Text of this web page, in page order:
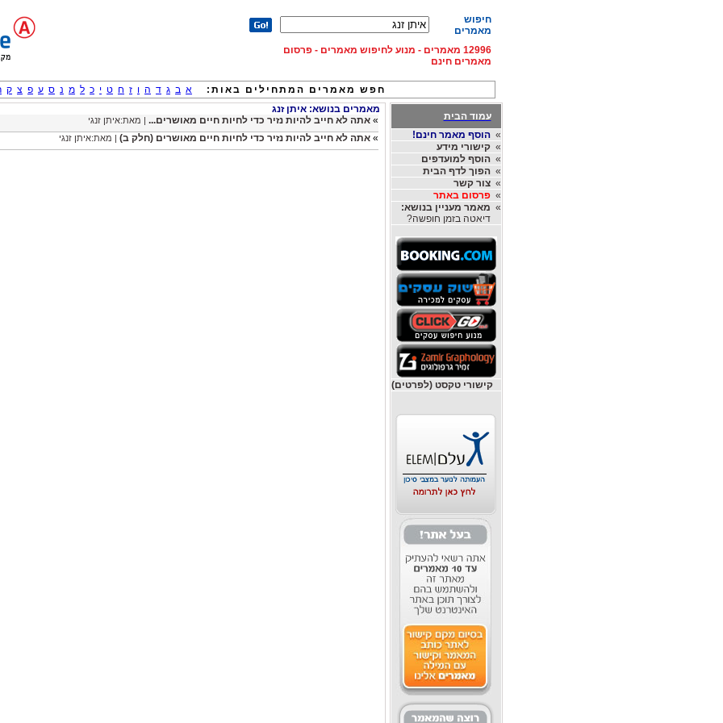
חיפוש
מאמרים
12996 מאמרים - מנוע לחיפוש מאמרים - פרסום
מאמרים חינם
חפש מאמרים המתחילים באות: א ב ג ד ה ו ז ח ט י כ ל מ נ ס ע פ צ ק
עמוד הבית
»הוסף מאמר חינם!
»קישורי מידע
»הוסף למועדפים
»הפוך לדף הבית
»צור קשר
»פרסום באתר
» מאמר מעניין בנושא:
דיאטה בזמן חופשה?
קישורי טקסט (לפרטים)
מאמרים בנושא: איתן זנג
» אתה לא חייב להיות נזיר כדי לחיות חיים מאושרים... | מאת:איתן זנגי
» אתה לא חייב להיות נזיר כדי לחיות חיים מאושרים (חלק ב) | מאת:איתן זנגי